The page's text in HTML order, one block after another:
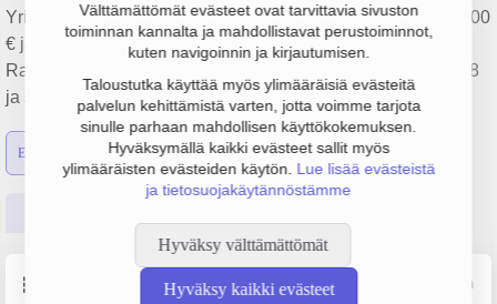
Välttämättömät evästeet ovat tarvittavia sivuston
toiminnan kannalta ja mahdollistavat perustoiminnot,
kuten navigoinnin ja kirjautumisen.
Taloustutka käyttää myös ylimääräisiä evästeitä
palvelun kehittämistä varten, jotta voimme tarjota
sinulle parhaan mahdollisen käyttökokemuksen.
Hyväksymällä kaikki evästeet sallit myös
ylimääräisten evästeiden käytön. Lue lisää evästeistä
ja tietosuojakäytännöstämme
Hyväksy välttämättömät
Hyväksy kaikki evästeet
Yrityksen Hongisto Oy liikevaihto on 1.6 milj. €, tulos -260 000
€ ja henkilöstömäärä 15. Sen päätoimiala on
Rakennuskonevuokraus käyttäjineen, perustamisvuosi 1978
ja sijainti Oulu. Yrityksen yhtiömuoto Osakeyhtiö (OY).
Emon luvut Konsernin luvut
Lähde: YTJ, PRH, Traficom